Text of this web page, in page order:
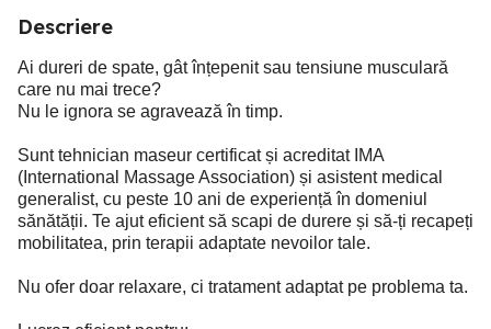
Descriere
Ai dureri de spate, gât înțepenit sau tensiune musculară
care nu mai trece?
Nu le ignora se agravează în timp.
Sunt tehnician maseur certificat și acreditat IMA
(International Massage Association) și asistent medical
generalist, cu peste 10 ani de experiență în domeniul
sănătății. Te ajut eficient să scapi de durere și să-ți recapeți
mobilitatea, prin terapii adaptate nevoilor tale.
Nu ofer doar relaxare, ci tratament adaptat pe problema ta.